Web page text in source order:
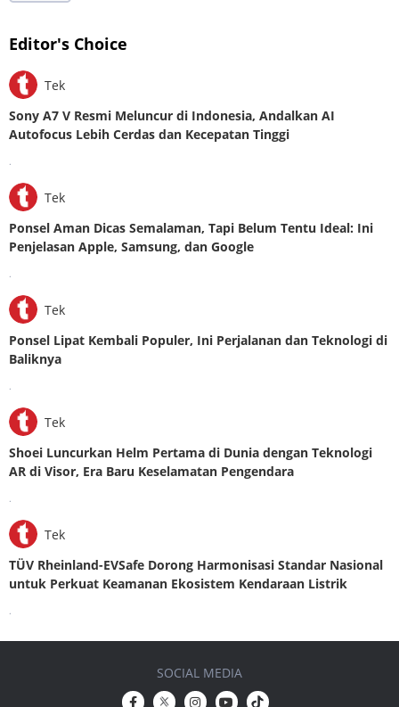
Editor's Choice
Tek
Sony A7 V Resmi Meluncur di Indonesia, Andalkan AI
Autofocus Lebih Cerdas dan Kecepatan Tinggi
.
Tek
Ponsel Aman Dicas Semalaman, Tapi Belum Tentu Ideal: Ini
Penjelasan Apple, Samsung, dan Google
.
Tek
Ponsel Lipat Kembali Populer, Ini Perjalanan dan Teknologi di
Baliknya
.
Tek
Shoei Luncurkan Helm Pertama di Dunia dengan Teknologi
AR di Visor, Era Baru Keselamatan Pengendara
.
Tek
TÜV Rheinland-EVSafe Dorong Harmonisasi Standar Nasional
untuk Perkuat Keamanan Ekosistem Kendaraan Listrik
.
SOCIAL MEDIA